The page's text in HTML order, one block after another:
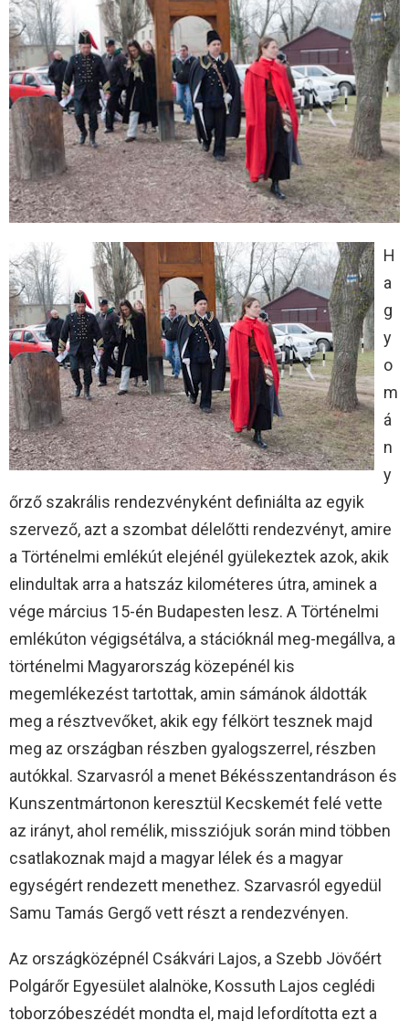
H
a
g
y
o
m
á
n
y
őrző szakrális rendezvényként definiálta az egyik
szervező, azt a szombat délelőtti rendezvényt, amire
a Történelmi emlékút elejénél gyülekeztek azok, akik
elindultak arra a hatszáz kilométeres útra, aminek a
vége március 15-én Budapesten lesz. A Történelmi
emlékúton végigsétálva, a stációknál meg-megállva, a
történelmi Magyarország közepénél kis
megemlékezést tartottak, amin sámánok áldották
meg a résztvevőket, akik egy félkört tesznek majd
meg az országban részben gyalogszerrel, részben
autókkal. Szarvasról a menet Békésszentandráson és
Kunszentmártonon keresztül Kecskemét felé vette
az irányt, ahol remélik, missziójuk során mind többen
csatlakoznak majd a magyar lélek és a magyar
egységért rendezett menethez. Szarvasról egyedül
Samu Tamás Gergő vett részt a rendezvényen.
Az országközépnél Csákvári Lajos, a Szebb Jövőért
Polgárőr Egyesület alalnöke, Kossuth Lajos ceglédi
toborzóbeszédét mondta el, majd lefordította ezt a